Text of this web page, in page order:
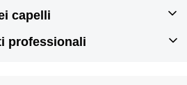
capelli
professionali